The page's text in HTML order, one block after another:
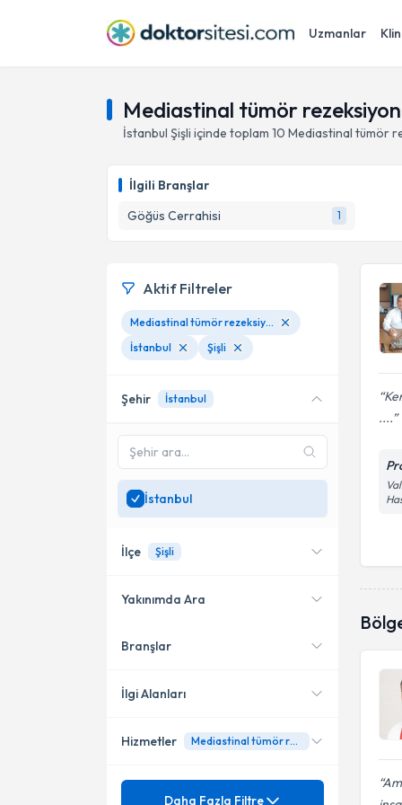
Uzmanlar
Mediastinal tümör
İstanbul Şişli içinde toplam 10 Mediastinal tümör
İlgili Branşlar
Göğüs Cerrahisi
1
....
Aktif Filtreler
Mediastinal tümör rezeksiyonu
İstanbul
Şişli
Şehir İstanbul
İstanbul
İlçe Şişli
Kadıköy
Ataşehir
Yakınımda Ara
Konumuma yakın uzmanları
Branşlar
Göğüs Cerrahisi
İlgi Alanları
Akciğer Apsesi
Hizmetler Mediastinal tümör rezeksiyonu
Mezuniyet
Daha Fazla Filtre